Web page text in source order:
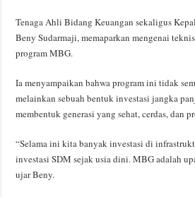
Tenaga Ahli Bidang Keuangan sekaligus
Beny Sudarmaji, memaparkan mengenai
program MBG.
Ia menyampaikan bahwa program ini tidak
melainkan sebuah bentuk investasi jangka
membentuk generasi yang sehat, cerdas, dan
“Selama ini kita banyak investasi di
investasi SDM sejak usia dini. MBG adalah
ujar Beny.